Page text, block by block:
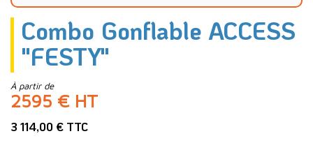
Combo Gonflable ACCESS
"FESTY"
À partir de
2595 € HT
3 114,00 € TTC